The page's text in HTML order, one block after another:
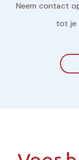
Neem contact
tot je